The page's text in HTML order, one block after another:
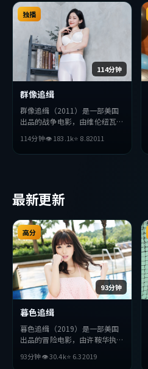
奏张弛有度，适合喜欢该类型的
观众完整观看。
114分钟
独播
群像追缉
群像追缉（2011）是一部美国
出品的战争电影，由维伦纽瓦执
演。影片在叙事与视听上力求突
破，探讨人性与抉择，节奏张弛
114分钟👁183.1k⭐ 8.82011
最新更新
93分钟
高分
暮色追缉
暮色追缉（2019）是一部美国
出品的冒险电影，由许鞍华执
演。影片在叙事与视听上力求突
93分钟👁30.4k⭐ 6.32019